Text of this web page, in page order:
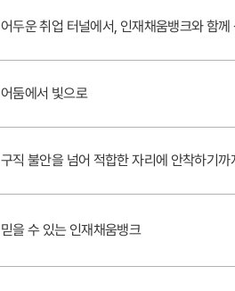
어두운 취업 터널에서, 인재채움뱅크와 함께
어둠에서 빛으로
구직 불안을 넘어 적합한 자리에 안착하기까
믿을 수 있는 인재채움뱅크